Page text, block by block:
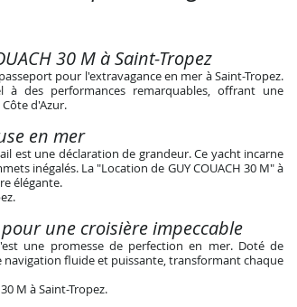
30 M à Saint-Tropez
pour l'extravagance en mer à Saint-Tropez.
des performances remarquables, offrant une
d'Azur.
en mer
est une déclaration de grandeur. Ce yacht incarne
inégalés. La "Location de GUY COUACH 30 M" à
élégante.
une croisière impeccable
une promesse de perfection en mer. Doté de
fluide et puissante, transformant chaque
M à Saint-Tropez.